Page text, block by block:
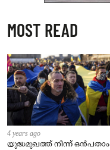
MOST READ
4 years ago
യുദ്ധമുഖത്ത് നിന്ന് ഒൻപതാം